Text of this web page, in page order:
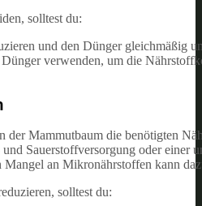
solltest du:
und den Dünger gleichmäßig
Dünger verwenden, um die
der Mammutbaum die benötigten
Sauerstoffversorgung oder einer
Mangel an Mikronährstoffen kann
solltest du: